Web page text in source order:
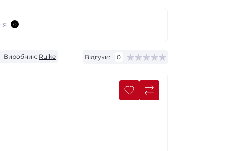
0
Виробник: Ruike Відгуки: 0